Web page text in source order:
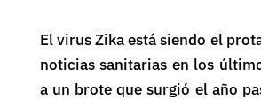
El virus Zika está siendo el
noticias sanitarias en los
a un brote que surgió el año